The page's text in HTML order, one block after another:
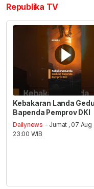
Republika TV
Kebakaran Landa
Bapenda Pemprov DKI
Dailynews - Jumat , 07 Aug
23:00 WIB